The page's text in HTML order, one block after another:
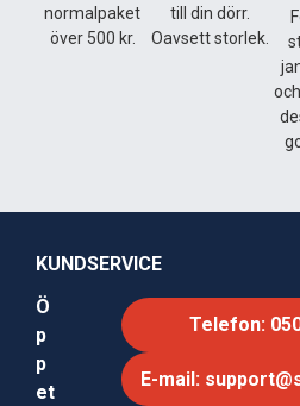
normalpaket
över 500 kr.
till din dörr.
Oavsett storlek.
KUNDSERVICE
Ö
p
p
et
Telefon:
E-mail: